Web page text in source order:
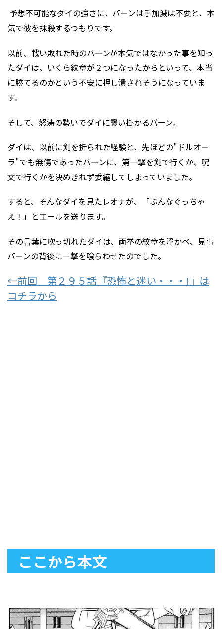
予想不可能なダイの強さに、バーンは手加減は不要と、本
気で彼を抹殺するつもりです。
以前、戦い敗れた時のバーンが本気ではなかった事を知っ
たダイは、いくら紋章が２つになったからといって、本当
に勝てるのかという不安に押し潰されそうになっていま
す。
そして、怒涛の勢いでダイに襲い掛かるバーン。
ダイは、以前に剣を折られた経験と、先ほどの"ドルオー
ラ"でも無傷であったバーンに、第一撃を剣で行くか、呪
文で行くかを決めきれず委縮してしまっていました。
すると、そんなダイを見たレオナが、「ぶんなぐっちゃ
え！」とエールを送ります。
その言葉に吹っ切れたダイは、両拳の紋章を浮かべ、見事
バーンの背後に一撃を喰らわせたのでした。
←前回 第２９５話『恐怖と迷い・・・!』は
コチラから
ここから本文